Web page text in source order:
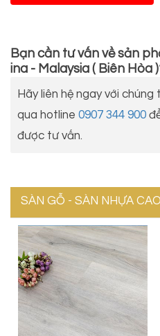
Bạn cần tư vấn về sản
ina - Malaysia ( Biên Hòa )
Hãy liên hệ ngay với chúng
qua hotline 0907 344 900
được tư vấn.
SÀN GỖ - SÀN NHỰA